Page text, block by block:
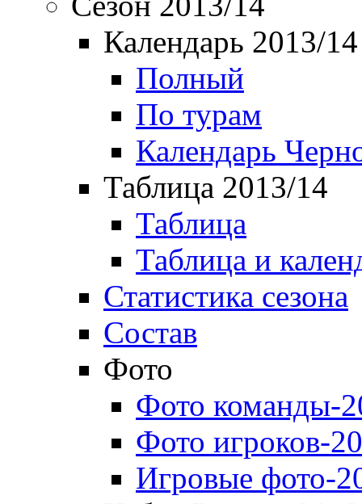
Календарь 2013/14
Полный
По турам
Календарь
Таблица 2013/14
Таблица
Таблица и
Статистика сезона
Состав
Фото
Фото команды-
Фото игроков-
Игровые фото-